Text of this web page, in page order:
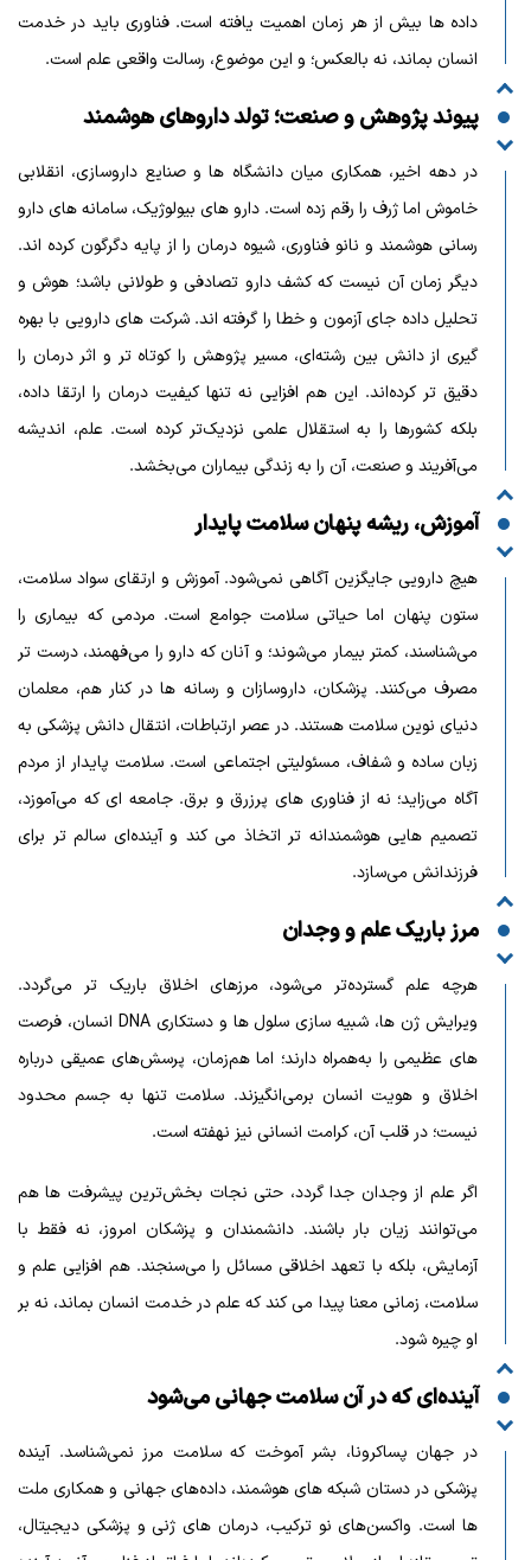
داده‌ ها بیش از هر زمان اهمیت یافته است. فناوری باید در خدمت
انسان بماند، نه بالعکس؛ و این موضوع، رسالت واقعی علم است.
پیوند پژوهش و صنعت؛ تولد داروهای هوشمند
در دهه اخیر، همکاری میان دانشگاه‌ ها و صنایع داروسازی، انقلابی
خاموش اما ژرف را رقم زده است. دارو های بیولوژیک، سامانه‌ های دارو
رسانی هوشمند و نانو فناوری، شیوه درمان را از پایه دگرگون کرده‌ اند.
دیگر زمان آن نیست که کشف دارو تصادفی و طولانی باشد؛ هوش و
تحلیل داده جای آزمون و خطا را گرفته‌ اند. شرکت‌ های دارویی با بهره‌
گیری از دانش بین‌ رشته‌ای، مسیر پژوهش را کوتاه‌ تر و اثر درمان را
دقیق‌ تر کرده‌اند. این هم‌ افزایی نه‌ تنها کیفیت درمان را ارتقا داده،
بلکه کشورها را به استقلال علمی نزدیک‌تر کرده است. علم، اندیشه
می‌آفریند و صنعت، آن را به زندگی بیماران می‌بخشد.
آموزش، ریشه پنهان سلامت پایدار
هیچ دارویی جایگزین آگاهی نمی‌شود. آموزش و ارتقای سواد سلامت،
ستون پنهان اما حیاتی سلامت جوامع است. مردمی که بیماری را
می‌شناسند، کمتر بیمار می‌شوند؛ و آنان که دارو را می‌فهمند، درست‌ تر
مصرف می‌کنند. پزشکان، داروسازان و رسانه‌ ها در کنار هم، معلمان
دنیای نوین سلامت‌ هستند. در عصر ارتباطات، انتقال دانش پزشکی به
زبان ساده و شفاف، مسئولیتی اجتماعی است. سلامت پایدار از مردم
آگاه می‌زاید؛ نه از فناوری‌ های پرزرق‌ و برق. جامعه‌ ای که می‌آموزد،
تصمیم‌ هایی هوشمندانه‌ تر اتخاذ می کند و آینده‌ای سالم‌ تر برای
فرزندانش می‌سازد.
مرز باریک علم و وجدان
هرچه علم گسترده‌تر می‌شود، مرزهای اخلاق باریک‌ تر می‌گردد.
ویرایش ژن‌ ها، شبیه‌ سازی سلول‌ ها و دستکاری DNA انسان، فرصت‌
های عظیمی را به‌همراه دارند؛ اما هم‌زمان، پرسش‌های عمیقی درباره
اخلاق و هویت انسان برمی‌انگیزند. سلامت تنها به جسم محدود
نیست؛ در قلب آن، کرامت انسانی نیز نهفته است.
اگر علم از وجدان جدا گردد، حتی نجات‌ بخش‌ترین پیشرفت‌ ها هم
می‌توانند زیان‌ بار باشند. دانشمندان و پزشکان امروز، نه فقط با
آزمایش، بلکه با تعهد اخلاقی مسائل را می‌سنجند. هم‌ افزایی علم و
سلامت، زمانی معنا پیدا می کند که علم در خدمت انسان بماند، نه بر
او چیره شود.
آینده‌ای که در آن سلامت جهانی می‌شود
در جهان پساکرونا، بشر آموخت که سلامت مرز نمی‌شناسد. آینده
پزشکی در دستان شبکه‌ های هوشمند، داده‌های جهانی و همکاری ملت‌
ها است. واکسن‌های نو ترکیب، درمان‌ های ژنی و پزشکی دیجیتال،